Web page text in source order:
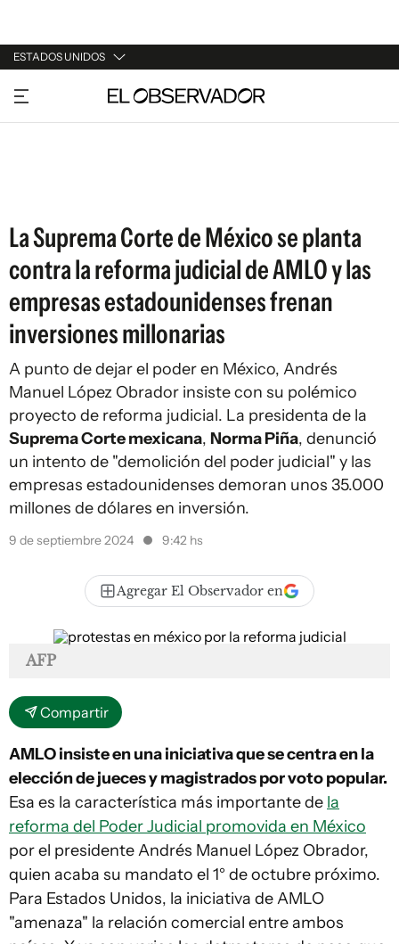
ESTADOS UNIDOS
URUGUAY
ARGENTINA
La Suprema Corte de México se planta
contra la reforma judicial de AMLO y las
empresas estadounidenses frenan
inversiones millonarias
A punto de dejar el poder en México, Andrés
Manuel López Obrador insiste con su polémico
proyecto de reforma judicial. La presidenta de la
Suprema Corte mexicana, Norma Piña, denunció
un intento de "demolición del poder judicial" y las
empresas estadounidenses demoran unos 35.000
millones de dólares en inversión.
9 de septiembre 2024 9:42 hs
Agregar El Observador en
AFP
Compartir
AMLO insiste en una iniciativa que se centra en la
elección de jueces y magistrados por voto popular.
Esa es la característica más importante de la
reforma del Poder Judicial promovida en México
por el presidente Andrés Manuel López Obrador,
quien acaba su mandato el 1° de octubre próximo.
Para Estados Unidos, la iniciativa de AMLO
"amenaza" la relación comercial entre ambos